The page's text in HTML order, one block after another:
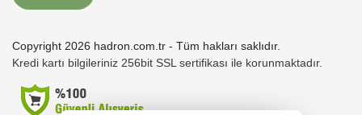
Copyright 2026 hadron.com.tr - Tüm hakları saklıdır.
Kredi kartı bilgileriniz 256bit SSL sertifikası ile korunmaktadır.